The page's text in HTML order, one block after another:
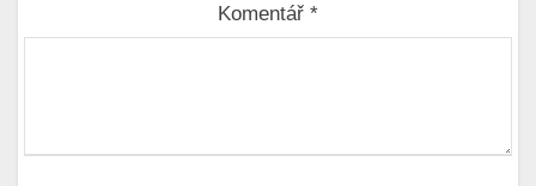
Komentář *